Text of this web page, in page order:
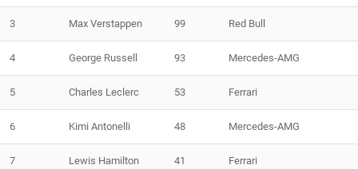
3 Max Verstappen 99 Red Bull
4 George Russell 93 Mercedes-AMG
5 Charles Leclerc 53 Ferrari
6 Kimi Antonelli 48 Mercedes-AMG
7 Lewis Hamilton 41 Ferrari